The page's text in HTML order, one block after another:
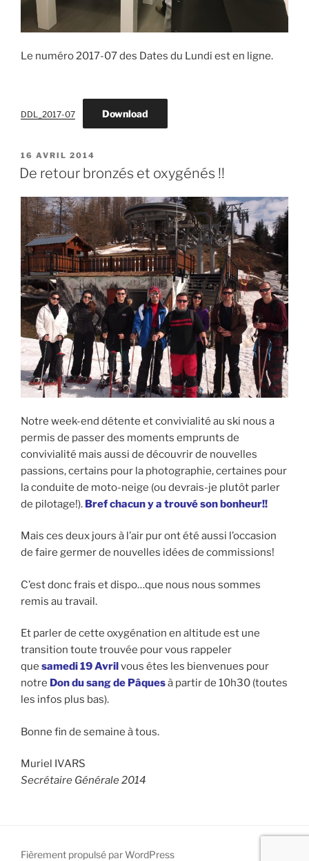
Le numéro 2017-07 des Dates du Lundi est en ligne.
DDL_2017-07 Download
PUBLIÉ
LE
16 AVRIL 2014
De retour bronzés et oxygénés !!
Notre week-end détente et convivialité au ski nous a
permis de passer des moments emprunts de
convivialité mais aussi de découvrir de nouvelles
passions, certains pour la photographie, certaines pour
la conduite de moto-neige (ou devrais-je plutôt parler
de pilotage!). Bref chacun y a trouvé son bonheur!!
Mais ces deux jours à l’air pur ont été aussi l’occasion
de faire germer de nouvelles idées de commissions!
C’est donc frais et dispo…que nous nous sommes
remis au travail.
Et parler de cette oxygénation en altitude est une
transition toute trouvée pour vous rappeler
que samedi 19 Avrilvous êtes les bienvenues pour
notre Don du sang de Pâquesà partir de 10h30 (toutes
les infos plus bas).
Bonne fin de semaine à tous.
Muriel IVARS
Secrétaire Générale 2014
Fièrement propulsé par WordPress